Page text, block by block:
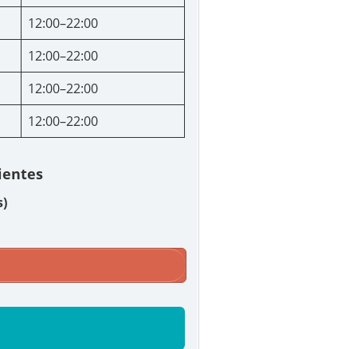
12:00–22:00
12:00–22:00
12:00–22:00
12:00–22:00